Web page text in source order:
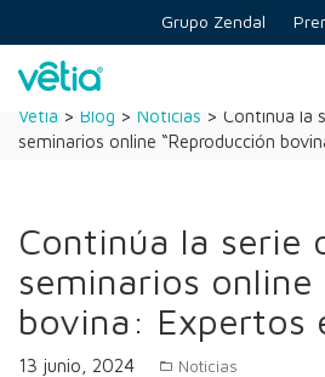
content
Grupo Zendal
Vetia > Blog > Noticias > Continúa la
seminarios online “Reproducción
Continúa la serie
seminarios online
bovina: Expertos
13 junio, 2024 Noticias